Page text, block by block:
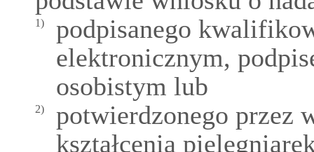
1)
podpisanego
elektronicznym,
osobistym lub
2)
potwierdzonego przez
kształcenia